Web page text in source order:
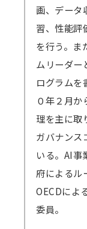
画、データ
習、性能評
を行う。ま
ムリーダー
ログラムを
０年２月
理を主に取
ガバナンス
いる。AI事
府によるル
OECDに
委員。